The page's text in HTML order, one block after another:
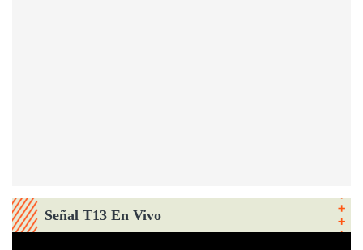
Señal T13 En Vivo